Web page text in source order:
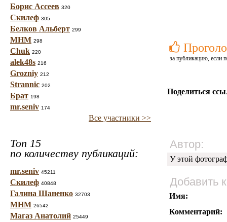
Борис Ассеев 320
Скилеф 305
Белков Альберт 299
МНМ 298
Chuk 220
alek48s 216
Grozniy 212
Strannic 202
Брат 198
mr.seniv 174
Все участники >>
Топ 15
по количеству публикаций:
mr.seniv 45211
Скилеф 40848
Галина Шаненко 32703
МНМ 26542
Магаз Анатолий 25449
за публикацию, если
Поделиться
Автор:
У этой
Добавить
Имя:
Комментарий: